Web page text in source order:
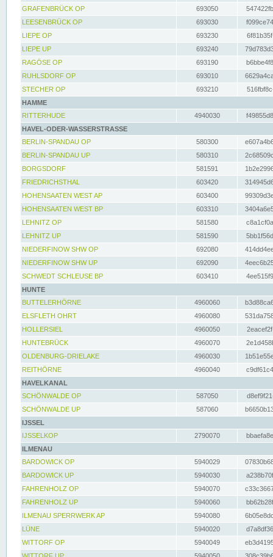
GRAFENBRÜCK OP
693050
LEESENBRÜCK OP
693030
LIEPE OP
693230
LIEPE UP
693240
RAGÖSE OP
693190
RUHLSDORF OP
693010
STECHER OP
693210
HAMME
RITTERHUDE
4940030
HAVEL-ODER-WASSERSTRASSE
BERLIN-SPANDAU OP
580300
BERLIN-SPANDAU UP
580310
BORGSDORF
581591
FRIEDRICHSTHAL
603420
HOHENSAATEN WEST AP
603400
HOHENSAATEN WEST BP
603310
LEHNITZ OP
581580
LEHNITZ UP
581590
NIEDERFINOW SHW OP
692080
NIEDERFINOW SHW UP
692090
SCHWEDT SCHLEUSE BP
603410
HUNTE
BUTTELERHÖRNE
4960060
ELSFLETH OHRT
4960080
HOLLERSIEL
4960050
HUNTEBRÜCK
4960070
OLDENBURG-DRIELAKE
4960030
REITHÖRNE
4960040
HAVELKANAL
SCHÖNWALDE OP
587050
SCHÖNWALDE UP
587060
IJSSEL
IJSSELKOP
2790070
ILMENAU
BARDOWICK OP
5940029
BARDOWICK UP
5940030
FAHRENHOLZ OP
5940070
FAHRENHOLZ UP
5940060
ILMENAU SPERRWERK AP
5940080
LÜNE
5940020
WITTORF OP
5940049